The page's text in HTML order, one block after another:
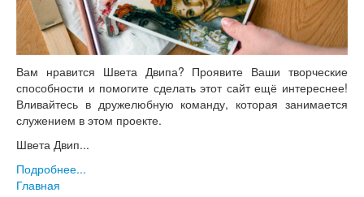
Вам нравится Швета Двипа? Проявите Ваши творческие
способности и помогите сделать этот сайт ещё интереснее!
Вливайтесь в дружелюбную команду, которая занимается
служением в этом проекте.
Швета Двип...
Подробнее...
Главная